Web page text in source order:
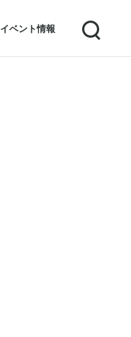
イベント情報 Search